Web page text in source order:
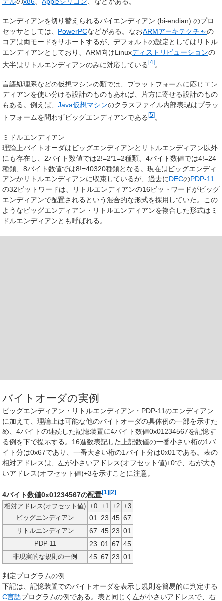
エンディアンを切り替えられるバイエンディアン (bi-endian) のプロ
セッサとしては、 PowerPCなどがある。なおARMアーキテクチャの
コアは両モードをサポートするが、デフォルトの設定としてはリトル
エンディアンとしており、ARM向けLinuxディストリビューションの
大半はリトルエンディアンのみに対応している [4] 。
言語処理系などの仮想マシンの類では、プラットフォームに応じエン
ディアンを使い分ける設計のものもあれば、片方に寄せる設計のもの
もある。例えば、 Java仮想マシンのクラスファイル内部表現はプラッ
トフォームを問わずビッグエンディアンである [5] 。
ミドルエンディアン
理論上バイトオーダはビッグエンディアンとリトルエンディアン以外
にも存在し、2バイト数値では2!=2*1=2種類、4バイト数値では4!=24
種類、8バイト数値では8!=40320種類となる。現在はビッグエンディ
アンかリトルエンディアンに収束しているが、過去にDECのPDP-11
の32ビットワードは、リトルエンディアンの16ビットワードがビッグ
エンディアンで配置されるという混合的な形式を採用していた。この
ようなビッグエンディアン・リトルエンディアンを複合した形式は ミ
ドルエンディアンとも呼ばれる。
バイトオーダの実例
ビッグエンディアン・リトルエンディアン・PDP-11のエンディアン
に加えて、理論上は可能な他のバイトオーダの具体例の一部を示すた
め、4バイトの連続した記憶装置に4バイト数値0x01234567を記憶す
る例を下で提示する。16進数表記した上記数値の一番小さい桁の1バ
イト分は0x67であり、一番大きい桁の1バイト分は0x01である。表の
相対アドレスは、左が小さいアドレス(オフセット値)+0で、右が大き
いアドレス(オフセット値)+3を示すことに注意。
4バイト数値0x01234567の配置[1] [2]
相対アドレス(オフセット値) +0 +1 +2
+3
ビッグエンディアン
01 23 45 67
リトルエンディアン 67 45 23 01
PDP-11 23 01 67 45
非現実的な規則の一例 45 67 23 01
判定プログラムの例
下記は、記憶装置でのバイトオーダを表示し規則を簡易的に判定する
C言語プログラムの例である。表と同じく左が小さいアドレスで、右